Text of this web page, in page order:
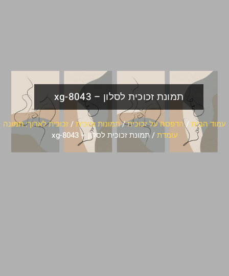
תמונת זכוכית לסלון – xg-8043
עמוד הבית /הדפסה על זכוכית/תמונות זכוכית/זכוכית לארוך: תמונה
עומדת/ תמונת זכוכית לסלון – xg-8043